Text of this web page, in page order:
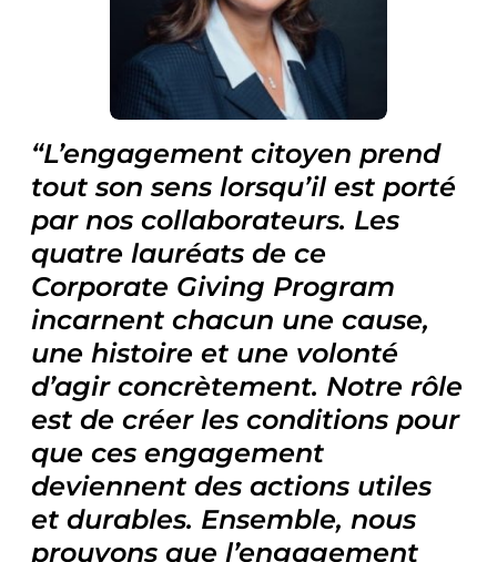
L’engagement citoyen prend
tout son sens lorsqu’il est porté
par nos collaborateurs. Les
quatre lauréats de ce
Corporate Giving Program
incarnent chacun une cause,
une histoire et une volonté
d’agir concrètement. Notre rôle
est de créer les conditions pour
que ces engagement
deviennent des actions utiles
et durables. Ensemble, nous
prouvons que l’engagement